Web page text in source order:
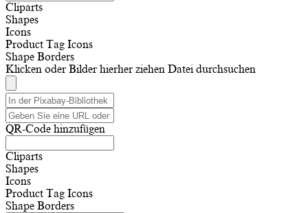
Cliparts
Shapes
Icons
Product Tag Icons
Shape Borders
Klicken oder Bilder hierher ziehen Datei durchsuchen
QR-Code hinzufügen
Cliparts
Shapes
Icons
Product Tag Icons
Shape Borders